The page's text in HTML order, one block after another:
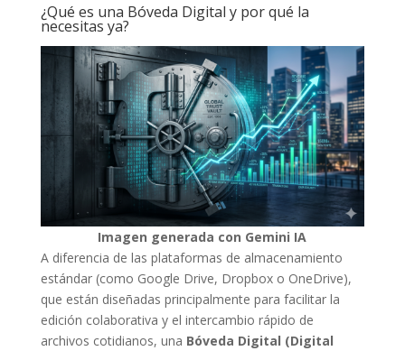
¿Qué es una Bóveda Digital y por qué la
necesitas ya?
Imagen generada con Gemini IA
A diferencia de las plataformas de almacenamiento
estándar (como Google Drive, Dropbox o OneDrive),
que están diseñadas principalmente para facilitar la
edición colaborativa y el intercambio rápido de
archivos cotidianos, una Bóveda Digital (Digital